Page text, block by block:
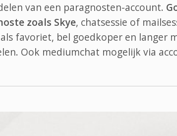
van een paragnosten-account.
zoals Skye, chatsessie of
favoriet, bel goedkoper en langer
Ook mediumchat mogelijk via